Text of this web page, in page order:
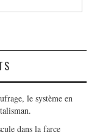
le système en
dans la farce